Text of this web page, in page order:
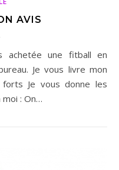
AVIS
Je vous livre mon
Je vous donne les
: On…